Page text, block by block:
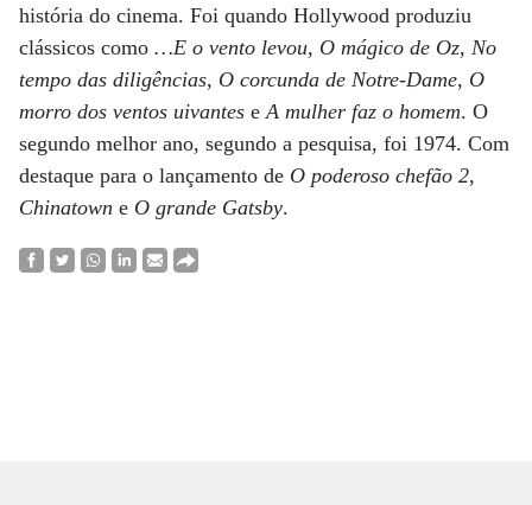
história do cinema. Foi quando Hollywood produziu
clássicos como …E o vento levou, O mágico de Oz, No
tempo das diligências, O corcunda de Notre-Dame, O
morro dos ventos uivantes eA mulher faz o homem. O
segundo melhor ano, segundo a pesquisa, foi 1974. Com
destaque para o lançamento de O poderoso chefão 2,
Chinatown e O grande Gatsby.